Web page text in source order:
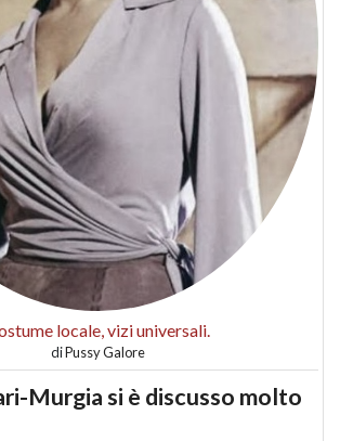
locale, vizi universali.
diPussy Galore
Murgia si è discusso molto